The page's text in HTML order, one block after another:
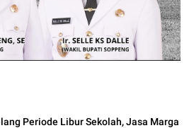
Periode Libur Sekolah, Jasa Marga